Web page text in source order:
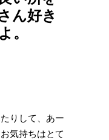
ん好き
。
りして、あー
気持ちはとて